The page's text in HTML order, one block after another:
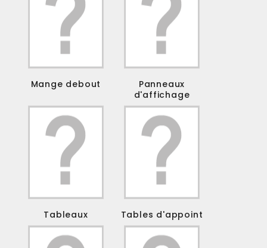
Mange debout
Panneaux
d'affichage
Tableaux Tables d'appoint